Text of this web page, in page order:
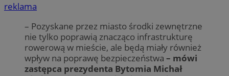
reklama
– Pozyskane przez miasto środki zewnętrzne
nie tylko poprawią znacząco infrastrukturę
rowerową w mieście, ale będą miały również
wpływ na poprawę bezpieczeństwa – mówi
zastępca prezydenta Bytomia Michał